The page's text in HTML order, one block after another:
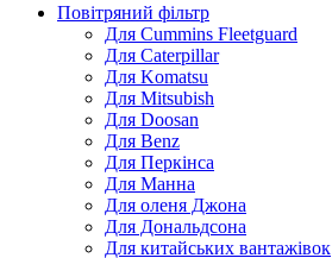
Повітряний фільтр
Для Cummins Fleetguard
Для Caterpillar
Для Komatsu
Для Mitsubish
Для Doosan
Для Benz
Для Перкінса
Для Манна
Для оленя Джона
Для Дональдсона
Для китайських вантажівок